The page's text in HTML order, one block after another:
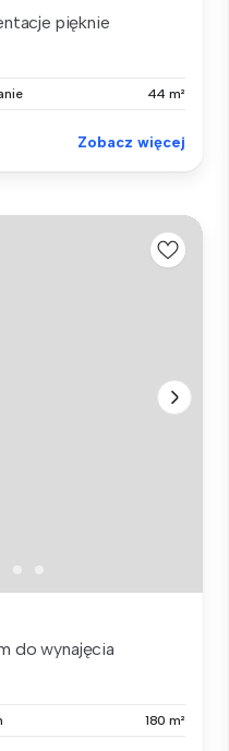
pięknie
44 m²
Zobacz więcej
do wynajęcia
180 m²